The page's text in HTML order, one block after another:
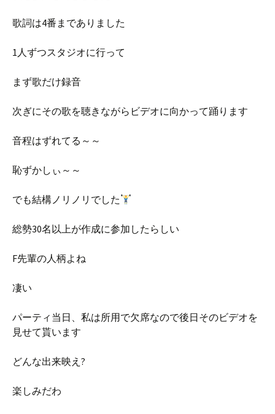
歌詞は4番までありました
1人ずつスタジオに行って
まず歌だけ録音
次ぎにその歌を聴きながらビデオに向かって踊ります
音程はずれてる～～
恥ずかしぃ～～
でも結構ノリノリでした
総勢30名以上が作成に参加したらしい
F先輩の人柄よね
凄い
パーティ当日、私は所用で欠席なので後日そのビデオを
見せて貰います
どんな出来映え?
楽しみだわ